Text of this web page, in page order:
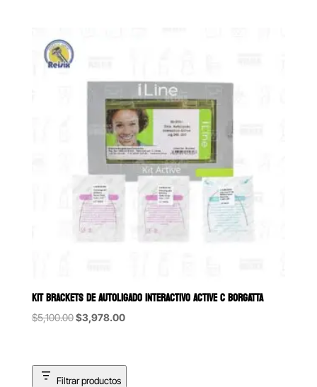
KIT BRACKETS DE AUTOLIGADO INTERACTIVO ACTIVE C BORGATTA
$5,100.00Original
$5,100.00.
$3,978.00Current
$3,978.00.
Filtrar productos